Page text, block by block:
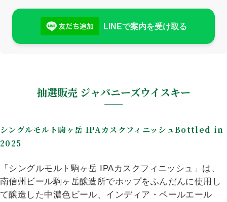
LINEで案内を受け取る
抽選販売 ジャパニーズウイスキー
シングルモルト駒ヶ岳 IPAカスクフィニッシュBottled in
2025
「シングルモルト駒ヶ岳 IPAカスクフィニッシュ」は、
南信州ビール駒ヶ岳醸造所でホップをふんだんに使用し
て醸造した中濃色ビール、インディア・ペールエール